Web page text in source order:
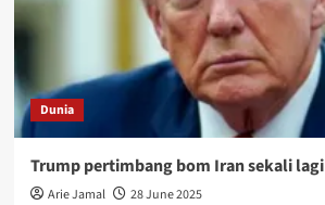
Dunia
Trump pertimbang bom Iran sekali lagi
Arie Jamal
28 June 2025